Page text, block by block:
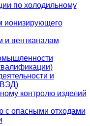
по холодильному
ионизирующего
и вентканалам
и
контролю изделий
с опасными отходами